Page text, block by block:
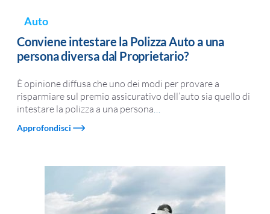
Auto
Conviene intestare la Polizza Auto a una
persona diversa dal Proprietario?
È opinione diffusa che uno dei modi per provare a
risparmiare sul premio assicurativo dell’auto sia quello di
intestare la polizza a una persona…
Approfondisci